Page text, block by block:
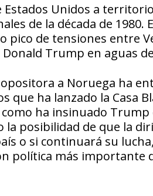
Unidos a
de la década de 1980.
pico de tensiones entre
Trump en aguas
a Noruega ha
que ha lanzado la Casa
ha insinuado
la posibilidad de que la
o si continuará su
política más importante